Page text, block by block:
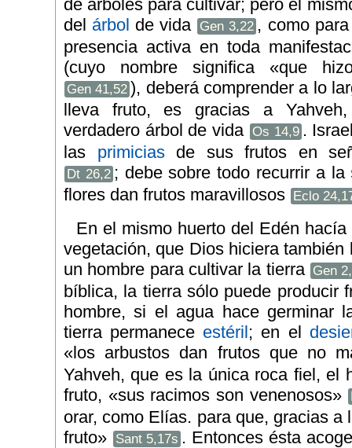
de árboles para cultivar; pero él
del árbol de vida Gen 3,22 , como
presencia activa en toda
(cuyo nombre significa «que
Gen 41,52 ), deberá comprender a lo
lleva fruto, es gracias a Yahveh,
verdadero árbol de vida Os 14,9 .
las primiciasde sus frutos en
Dt 26,2 ; debe sobre todo recurrir a la
flores dan frutos maravillosos
Eclo
En el mismo huerto del Edén
vegetación, que Dios hiciera
un hombre para cultivar la tierra Gen
bíblica, la tierra sólo puede producir
hombre, si el agua hace germinar
tierra permanece estéril; en el
«los arbustos dan frutos que no
Yahveh, que es la única roca fiel, el
fruto, «sus racimos son venenosos»
orar, como Elías. para que, gracias a
fruto»
Sant 5,17s . Entonces ésta